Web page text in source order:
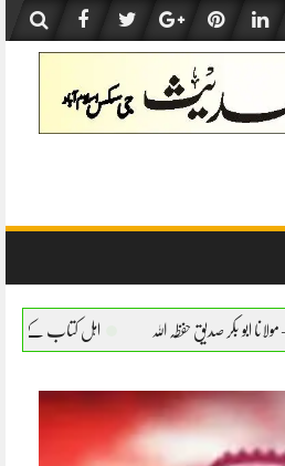
اہل کتاب کے برتن استعمال کرنے کا بیان – مولانا